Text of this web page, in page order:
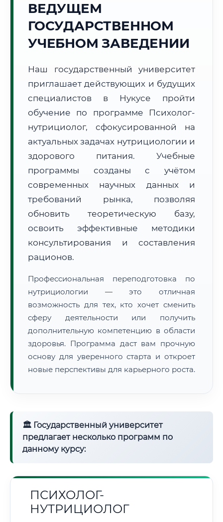
🌅 Восход: 06:00
📍 Региональная справка
Почтовые индексы:
230100–230120
Часовой пояс:
UTC+5
Формат учебы:
Дистанционно
🗺️ Зона обслуживания: г. Нукус
• Маршрут транзита:
~2 191 км
• Экспресс-доставка СДЭК / Почтой:3–5 рабочих дней
📜 Документы и аккредитация
🔍Нажмите на документ для увеличения и просмотра
ВЕДУЩЕМ
ГОСУДАРСТВЕННОМ
УЧЕБНОМ ЗАВЕДЕНИИ
Наш государственный университет
приглашает действующих и будущих
специалистов в Нукусе пройти
обучение по программе Психолог-
нутрициолог, сфокусированной на
актуальных задачах нутрициологии и
здорового питания. Учебные
программы созданы с учётом
современных научных данных и
требований рынка, позволяя
обновить теоретическую базу,
освоить эффективные методики
консультирования и составления
рационов.
Профессиональная переподготовка по
нутрициологии — это отличная
возможность для тех, кто хочет сменить
сферу деятельности или получить
дополнительную компетенцию в области
здоровья. Программа даст вам прочную
основу для уверенного старта и откроет
новые перспективы для карьерного роста.
🏛 Государственный университет
предлагает несколько программ по
данному курсу:
ПСИХОЛОГ-
НУТРИЦИОЛОГ